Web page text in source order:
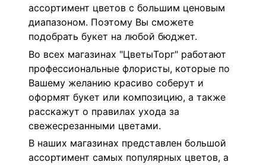
ассортимент цветов с большим ценовым
диапазоном. Поэтому Вы сможете
подобрать букет на любой бюджет.
Во всех магазинах "ЦветыТорг" работают
профессиональные флористы, которые по
Вашему желанию красиво соберут и
оформят букет или композицию, а также
расскажут о правилах ухода за
свежесрезанными цветами.
В наших магазинах представлен большой
ассортимент самых популярных цветов, а